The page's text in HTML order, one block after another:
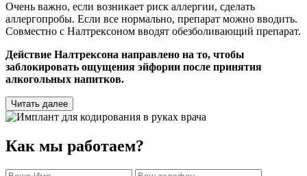
Очень важно, если возникает риск аллергии, сделать
аллергопробы. Если все нормально, препарат можно вводить.
Совместно с Налтрексоном вводят обезболивающий препарат.
Действие Налтрексона направлено на то, чтобы
заблокировать ощущения эйфории после принятия
алкогольных напитков.
Читать далее
Как мы работаем?